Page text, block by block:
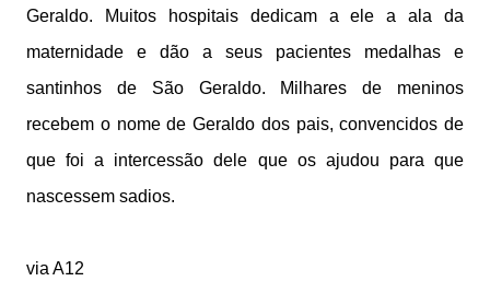
Geraldo. Muitos hospitais dedicam a ele a ala da
maternidade e dão a seus pacientes medalhas e
santinhos de São Geraldo. Milhares de meninos
recebem o nome de Geraldo dos pais, convencidos de
que foi a intercessão dele que os ajudou para que
nascessem sadios.
via A12